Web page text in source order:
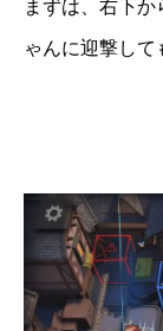
まずは、右下
ゃんに迎撃して